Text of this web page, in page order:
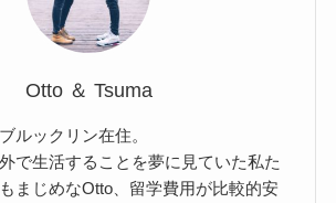
Otto ＆ Tsuma
ルックリン在住。
で生活することを夢に見ていた私た
まじめなOtto、留学費用が比較的安